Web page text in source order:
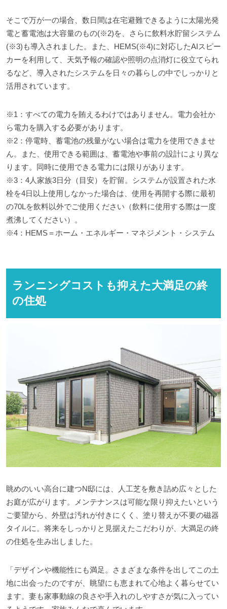
そこで万が一の場合、数日間は在宅避難できるように太陽光発
電と蓄電池は大容量のもの(※2)を、さらに飲料水貯留システム
(※3)も導入されました。また、HEMS(※4)に対応したAIスピー
カーを利用して、天気予報の確認や照明の点消灯に役立てられ
るなど、導入されたシステムを日々の暮らしの中でしっかりと
活用されています。
※1：すべての電力を賄えるわけではありません。電力会社か
ら電力を購入する必要があります。
※2：停電時、蓄電池の残量がない場合は電力を使用できませ
ん。また、使用できる範囲は、蓄電池や事前の設計により異な
ります。同時に使用できる電力には限りがあります。
※3：4人家族3日分（目安）を貯留。システムが設置された水
栓を4日以上使用しなかった場合は、使用を再開する際に最初
の70Lを飲料以外でご使用ください（飲料に使用する際は一度
煮沸してください）。
※4：HEMS＝ホーム・エネルギー・マネジメント・システム
ランニングコストも抑えた大満足の終
の住処
眺めのいい高台に建つN邸には、人工芝を敷き詰め広々とした
お庭が広がります。メンテナンスは可能な限り抑えたいという
ご要望から、外壁は汚れが付きにくく、塗り替えが不要の磁器
タイルに。将来をしっかりと見据えたこだわりが、大満足の終
の住処を生み出しました。
「デザインや機能性にも満足。さまざまな条件を出してこの土
地に出会ったのですが、眺望にも恵まれて心地よく暮らせてい
ます。妻も家事動線の良さや手入れのしやすさが気に入ってい